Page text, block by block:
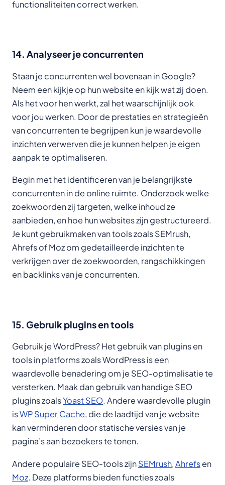
functionaliteiten correct werken.
14. Analyseer je concurrenten
Staan je concurrenten wel bovenaan in Google?
Neem een kijkje op hun website en kijk wat zij doen.
Als het voor hen werkt, zal het waarschijnlijk ook
voor jou werken. Door de prestaties en strategieën
van concurrenten te begrijpen kun je waardevolle
inzichten verwerven die je kunnen helpen je eigen
aanpak te optimaliseren.
Begin met het identificeren van je belangrijkste
concurrenten in de online ruimte. Onderzoek welke
zoekwoorden zij targeten, welke inhoud ze
aanbieden, en hoe hun websites zijn gestructureerd.
Je kunt gebruikmaken van tools zoals SEMrush,
Ahrefs of Moz om gedetailleerde inzichten te
verkrijgen over de zoekwoorden, rangschikkingen
en backlinks van je concurrenten.
15. Gebruik plugins en tools
Gebruik je WordPress? Het gebruik van plugins en
tools in platforms zoals WordPress is een
waardevolle benadering om je SEO-optimalisatie te
versterken. Maak dan gebruik van handige SEO
plugins zoalsYoast SEO. Andere waardevolle plugin
isWP Super Cache, die de laadtijd van je website
kan verminderen door statische versies van je
pagina’s aan bezoekers te tonen.
Andere populaire SEO-tools zijnSEMrush,Ahrefsen
Moz. Deze platforms bieden functies zoals